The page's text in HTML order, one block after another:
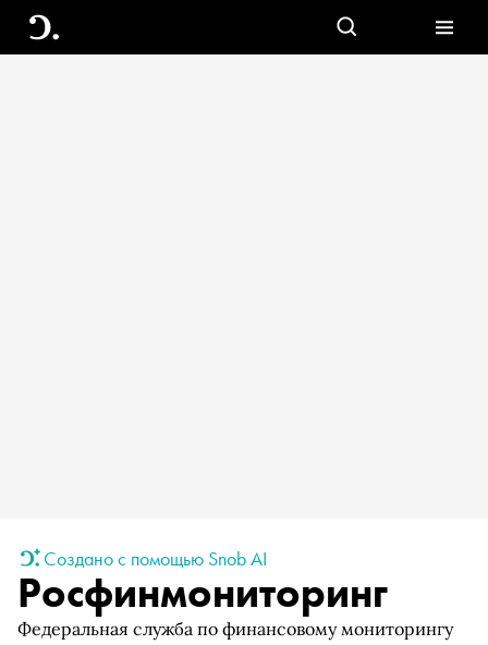
Создано с помощью Snob AI
Росфинмониторинг
Федеральная служба по финансовому мониторингу